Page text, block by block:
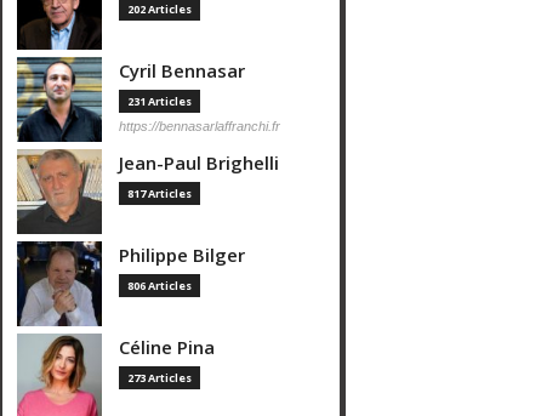
202 Articles
Cyril Bennasar
231 Articles
https://bennasarlaffranchi.fr
Jean-Paul Brighelli
817 Articles
Philippe Bilger
806 Articles
Céline Pina
273 Articles